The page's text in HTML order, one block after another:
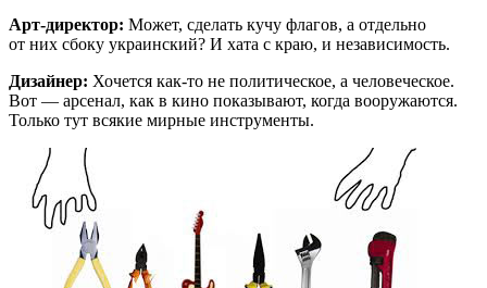
Арт-директор: Может, сделать кучу флагов, а отдельно
от них сбоку украинский? И хата с краю, и независимость.
Дизайнер: Хочется как-то не политическое, а человеческое.
Вот — арсенал, как в кино показывают, когда вооружаются.
Только тут всякие мирные инструменты.